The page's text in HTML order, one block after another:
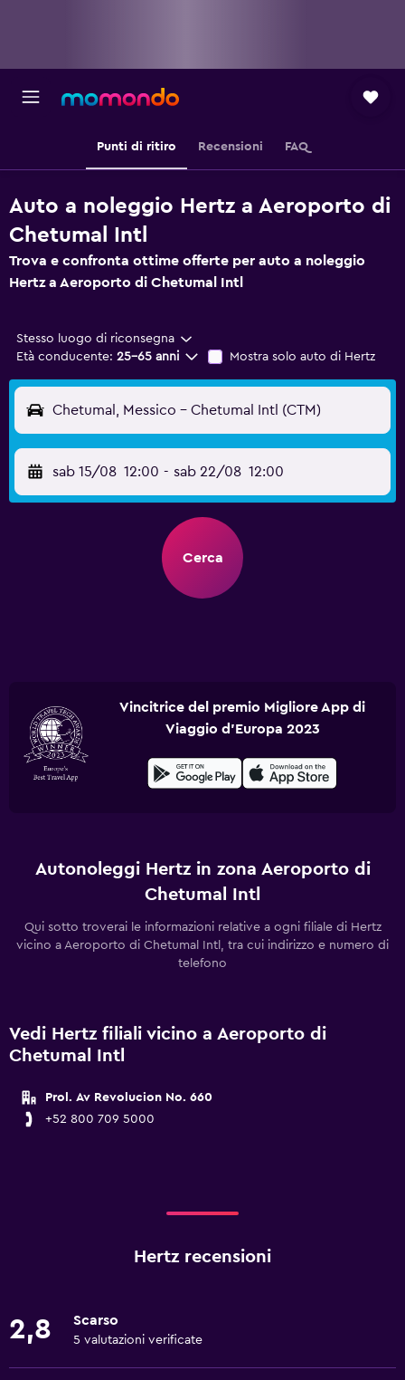
Punti di ritiro Recensioni FAQ
Auto a noleggio Hertz a Aeroporto di
Chetumal Intl
Trova e confronta ottime offerte per auto a noleggio
Hertz a Aeroporto di Chetumal Intl
Stesso luogo di riconsegna
Età conducente: 25-65 anni Mostra solo auto di Hertz
Chetumal, Messico - Chetumal Intl (CTM)
sab 15/08 12:00 - sab 22/08 12:00
Cerca
Vincitrice del premio Migliore App di
Viaggio d'Europa 2023
Autonoleggi Hertz in zona Aeroporto di
Chetumal Intl
Qui sotto troverai le informazioni relative a ogni filiale di Hertz
vicino a Aeroporto di Chetumal Intl, tra cui indirizzo e numero di
telefono
Vedi Hertz filiali vicino a Aeroporto di
Chetumal Intl
Prol. Av Revolucion No. 660
+52 800 709 5000
Hertz recensioni
2,8 Scarso
5 valutazioni verificate